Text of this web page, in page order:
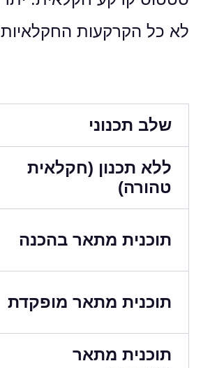
לא כל הקרקעות
שלב תכנוני
ללא תכנון (חקלאית
טהורה)
תוכנית מתאר בהכנה
תוכנית מתאר מופקדת
תוכנית מתאר